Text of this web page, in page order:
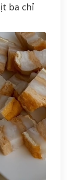
ba chỉ